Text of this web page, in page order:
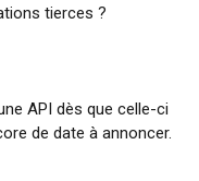
tierces ?
API dès que celle-ci
de date à annoncer.